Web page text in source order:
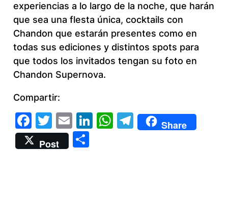
experiencias a lo largo de la noche, que harán
que sea una flesta única, cocktails con
Chandon que estarán presentes como en
todas sus ediciones y distintos spots para
que todos los invitados tengan su foto en
Chandon Supernova.
Compartir:
Facebook
Twitter
EmailLinkedIn
WhatsApp
Telegram
Share
Post
Compartir